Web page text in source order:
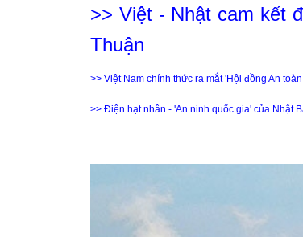
>> Việt - Nhật cam kết
Thuận
>> Việt Nam chính thức ra mắt 'Hội đồng An
>> Điện hạt nhân - 'An ninh quốc gia' của Nhật